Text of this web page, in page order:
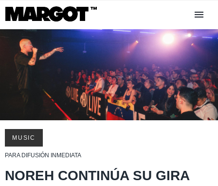
MUSIC
PARA DIFUSIÓN INMEDIATA
NOREH CONTINÚA SU GIRA